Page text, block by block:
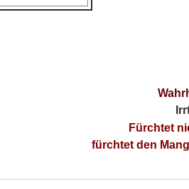
Fürchtet
fürchtet den